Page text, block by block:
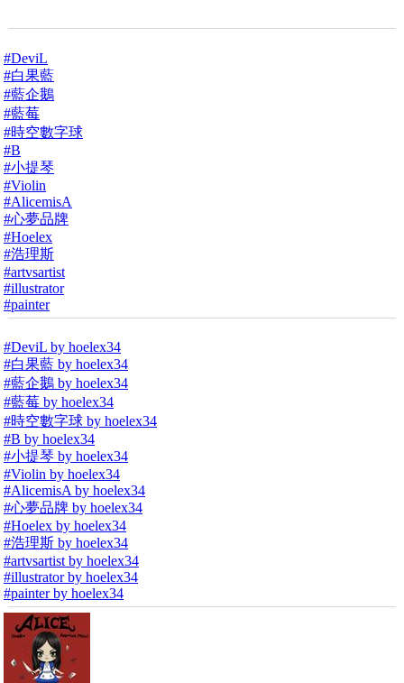
#DeviL
#白果藍
#藍企鵝
#藍莓
#時空數字球
#B
#小提琴
#Violin
#AlicemisA
#心夢品牌
#Hoelex
#浩理斯
#artvsartist
#illustrator
#painter
#DeviL by hoelex34
#白果藍 by hoelex34
#藍企鵝 by hoelex34
#藍莓 by hoelex34
#時空數字球 by hoelex34
#B by hoelex34
#小提琴 by hoelex34
#Violin by hoelex34
#AlicemisA by hoelex34
#心夢品牌 by hoelex34
#Hoelex by hoelex34
#浩理斯 by hoelex34
#artvsartist by hoelex34
#illustrator by hoelex34
#painter by hoelex34